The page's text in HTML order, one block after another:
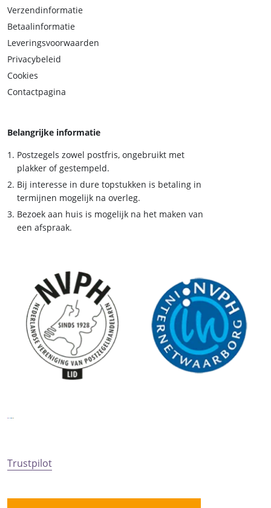
Verzendinformatie
Betaalinformatie
Leveringsvoorwaarden
Privacybeleid
Cookies
Contactpagina
Belangrijke informatie
Postzegels zowel postfris, ongebruikt met
plakker of gestempeld.
Bij interesse in dure topstukken is betaling in
termijnen mogelijk na overleg.
Bezoek aan huis is mogelijk na het maken van
een afspraak.
Trustpilot